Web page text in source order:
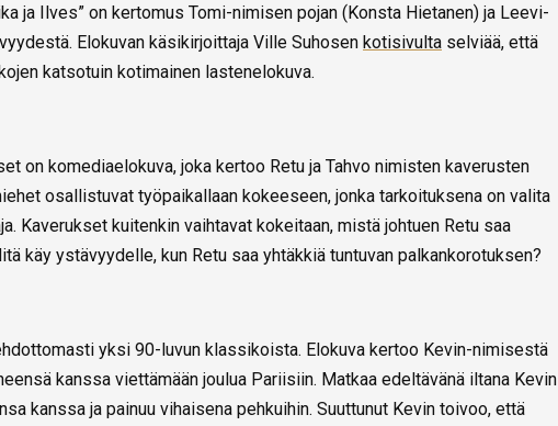
ja Ilves” on kertomus Tomi-nimisen pojan (Konsta Hietanen) ja Leevi-
Elokuvan käsikirjoittaja Ville Suhosen kotisivulta selviää, että
katsotuin kotimainen lastenelokuva.
on komediaelokuva, joka kertoo Retu ja Tahvo nimisten kaverusten
osallistuvat työpaikallaan kokeeseen, jonka tarkoituksena on valita
Kaverukset kuitenkin vaihtavat kokeitaan, mistä johtuen Retu saa
käy ystävyydelle, kun Retu saa yhtäkkiä tuntuvan palkankorotuksen?
yksi 90-luvun klassikoista. Elokuva kertoo Kevin-nimisestä
kanssa viettämään joulua Pariisiin. Matkaa edeltävänä iltana Kevin
kanssa ja painuu vihaisena pehkuihin. Suuttunut Kevin toivoo, että